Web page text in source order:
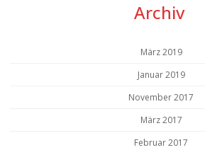
Archiv
März 2019
Januar 2019
November 2017
März 2017
Februar 2017